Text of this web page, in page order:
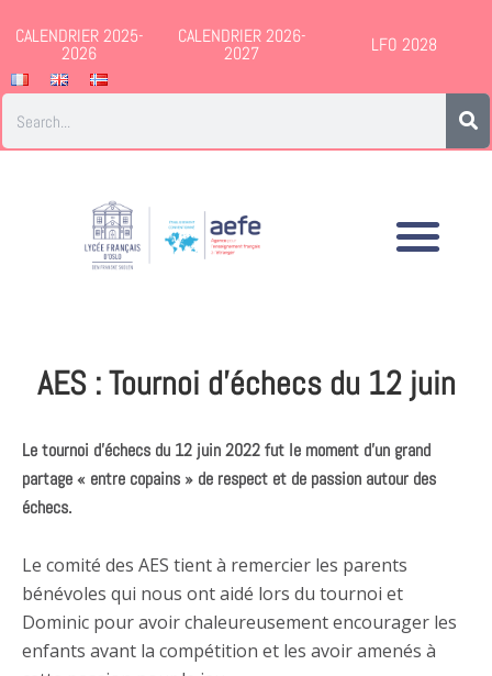
CALENDRIER 2025-
2026
CALENDRIER 2026-
2027 LFO 2028
AES : Tournoi d’échecs du 12 juin
Le tournoi d’échecs du 12 juin 2022 fut le moment d’un grand
partage « entre copains » de respect et de passion autour des
échecs.
Le comité des AES tient à remercier les parents
bénévoles qui nous ont aidé lors du tournoi et
Dominic pour avoir chaleureusement encourager les
enfants avant la compétition et les avoir amenés à